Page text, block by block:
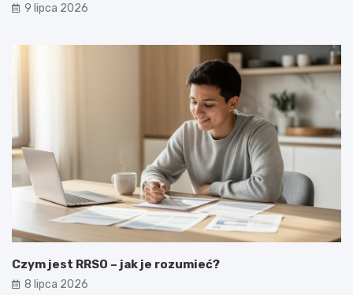
9 lipca 2026
Czym jest RRSO – jak je rozumieć?
8 lipca 2026